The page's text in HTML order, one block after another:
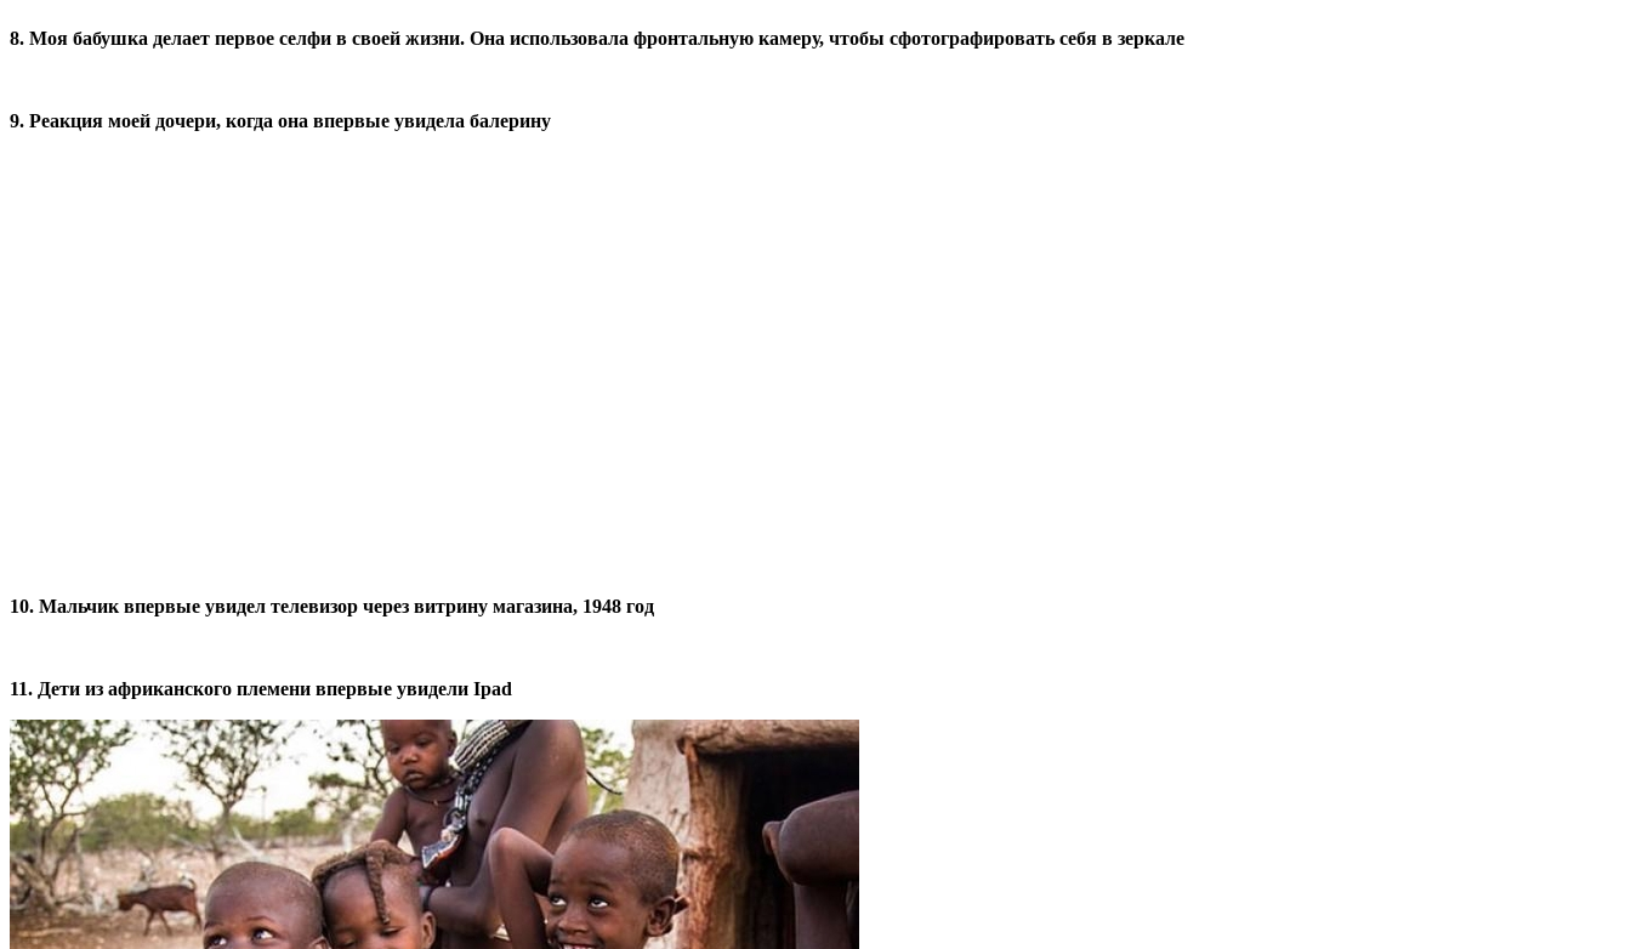
8. Моя бабушка делает первое селфи в своей жизни. Она использовала фронтальную камеру, чтобы сфотографировать себя в зеркале
9. Реакция моей дочери, когда она впервые увидела балерину
10. Мальчик впервые увидел телевизор через витрину магазина, 1948 год
11. Дети из африканского племени впервые увидели Ipad